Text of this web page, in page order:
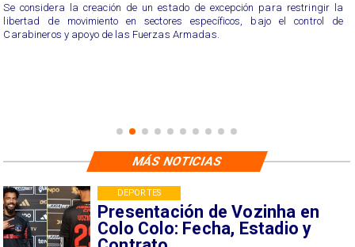
Se considera la creación de un estado de excepción para restringir la
libertad de movimiento en sectores específicos, bajo el control de
Carabineros y apoyo de las Fuerzas Armadas.
Presentación de Vozinha en
Colo Colo: Fecha, Estadio y
DEPORTES
MÁS NOTICIAS